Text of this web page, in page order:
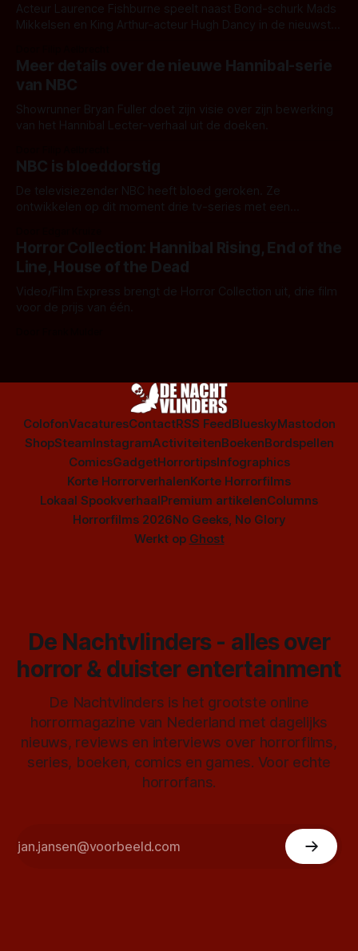
Acteur Laurence Fishburne speelt naast Bond-schurk Mads
Mikkelsen en King Arthur-acteur Hugh Dancy in de nieuwste
Meer details over de nieuwe Hannibal-serie
van NBC
Showrunner Bryan Fuller doet zijn visie over zijn bewerking
van het Hannibal Lecter-verhaal uit de doeken.
NBC is bloeddorstig
De televisiezender NBC heeft bloed geroken. Ze
ontwikkelen op dit moment drie tv-series met een
Horror Collection: Hannibal Rising, End of the
Line, House of the Dead
Video/Film Express brengt de Horror Collection uit, drie film
voor de prijs van één.
ColofonVacaturesContactRSS FeedBlueskyMastodon
ShopSteamInstagramActiviteitenBoekenBordspellen
ComicsGadgetHorrortipsInfographics
Korte HorrorverhalenKorte Horrorfilms
Lokaal SpookverhaalPremium artikelenColumns
Horrorfilms 2026No Geeks, No Glory
Werkt op Ghost
De Nachtvlinders - alles over
horror & duister entertainment
De Nachtvlinders is het grootste online
horrormagazine van Nederland met dagelijks
nieuws, reviews en interviews over horrorfilms,
series, boeken, comics en games. Voor echte
horrorfans.